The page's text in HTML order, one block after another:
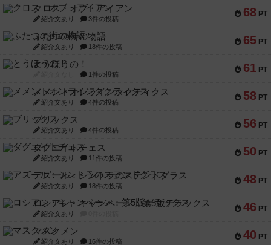
68 PT
クロス・オブ・アイアン
紹介文あり 3件の投稿
65 PT
ふたつの街の物語
紹介文あり 18件の投稿
61 PT
とうほうの！
1件の投稿
58 PT
メメントオンラインタクティクス
紹介文あり 4件の投稿
56 PT
ブリックス
紹介文あり 4件の投稿
50 PT
ダグエイトチェス
紹介文あり 11件の投稿
48 PT
アズール：シントラのステンドグラス
紹介文あり 18件の投稿
46 PT
ロシアン・キャンペーン：第5版デラックス
紹介文あり
40 PT
マスクメン
紹介文あり 16件の投稿